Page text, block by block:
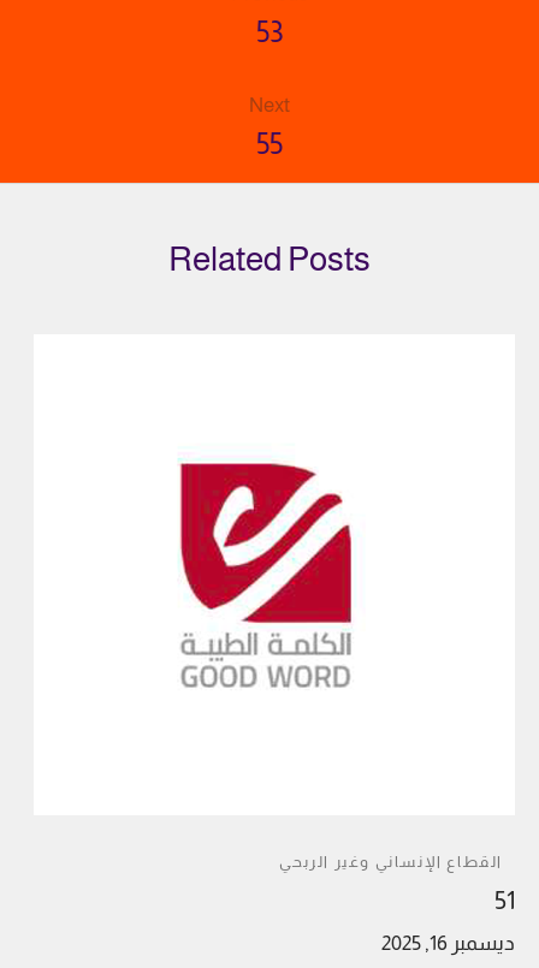
53
Next
55
Related Posts
القطاع الإنساني وغير الربحي
51
ديسمبر 16, 2025